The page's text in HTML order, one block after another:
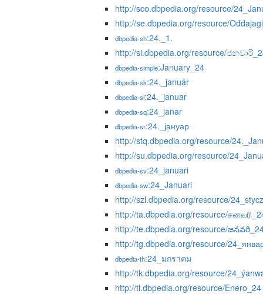
http://sco.dbpedia.org/resource/
http://se.dbpedia.org/resource/
dbpedia-sh:24._1.
http://si.dbpedia.org/resource/
dbpedia-simple:January_24
dbpedia-sk:24._január
dbpedia-sl:24._januar
dbpedia-sq:24_janar
dbpedia-sr:24._јануар
http://stq.dbpedia.org/resource/
http://su.dbpedia.org/resource/
dbpedia-sv:24_januari
dbpedia-sw:24_Januari
http://szl.dbpedia.org/resource/
http://ta.dbpedia.org/resource/
http://te.dbpedia.org/resource/
http://tg.dbpedia.org/resource/
dbpedia-th:24_มกราคม
http://tk.dbpedia.org/resource/
http://tl.dbpedia.org/resource/Enero_24